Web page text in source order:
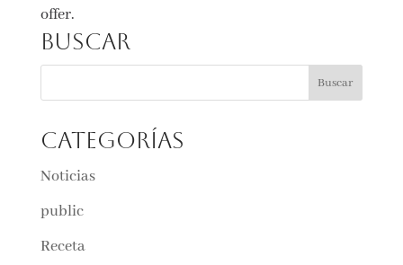
offer.
Buscar
Categorías
Noticias
public
Receta